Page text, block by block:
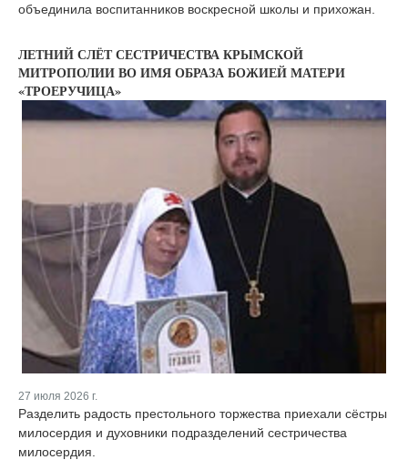
объединила воспитанников воскресной школы и прихожан.
ЛЕТНИЙ СЛЁТ СЕСТРИЧЕСТВА КРЫМСКОЙ
МИТРОПОЛИИ ВО ИМЯ ОБРАЗА БОЖИЕЙ МАТЕРИ
«ТРОЕРУЧИЦА»
27 июля 2026 г.
Разделить радость престольного торжества приехали сёстры
милосердия и духовники подразделений сестричества
милосердия.